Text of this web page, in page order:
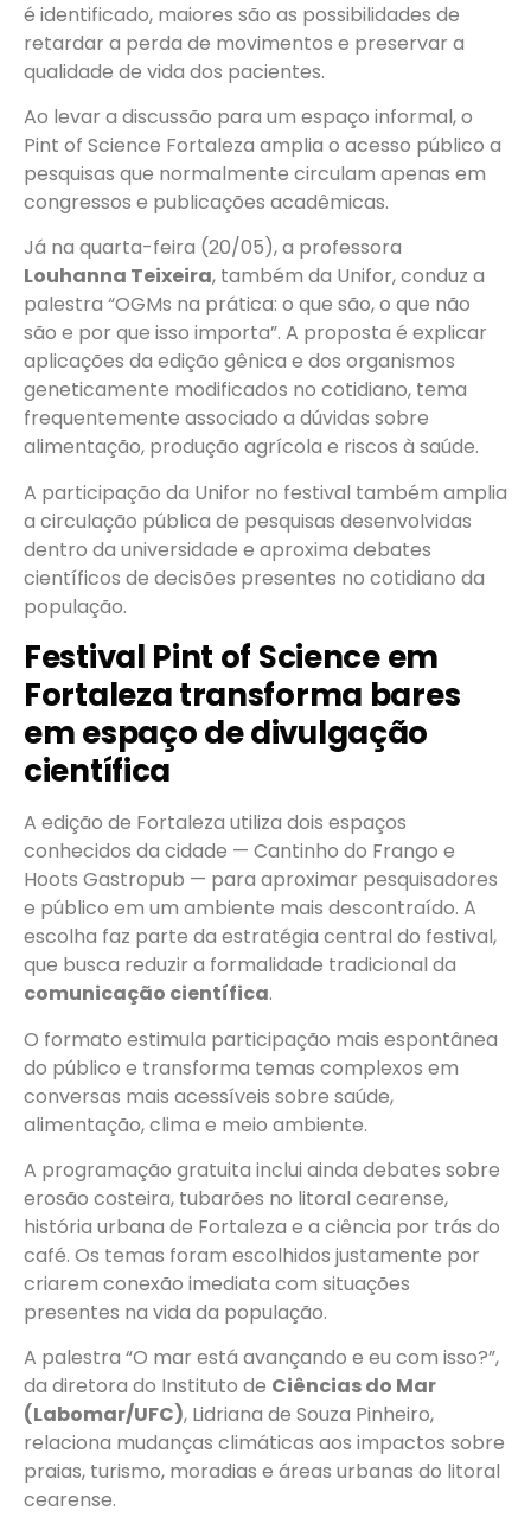
é identificado, maiores são as possibilidades de
retardar a perda de movimentos e preservar a
qualidade de vida dos pacientes.
Ao levar a discussão para um espaço informal, o
Pint of Science Fortaleza amplia o acesso público a
pesquisas que normalmente circulam apenas em
congressos e publicações acadêmicas.
Já na quarta-feira (20/05), a professora
Louhanna Teixeira, também da Unifor, conduz a
palestra “OGMs na prática: o que são, o que não
são e por que isso importa”. A proposta é explicar
aplicações da edição gênica e dos organismos
geneticamente modificados no cotidiano, tema
frequentemente associado a dúvidas sobre
alimentação, produção agrícola e riscos à saúde.
A participação da Unifor no festival também amplia
a circulação pública de pesquisas desenvolvidas
dentro da universidade e aproxima debates
científicos de decisões presentes no cotidiano da
população.
Festival Pint of Science em
Fortaleza transforma bares
em espaço de divulgação
científica
A edição de Fortaleza utiliza dois espaços
conhecidos da cidade — Cantinho do Frango e
Hoots Gastropub — para aproximar pesquisadores
e público em um ambiente mais descontraído. A
escolha faz parte da estratégia central do festival,
que busca reduzir a formalidade tradicional da
comunicação científica.
O formato estimula participação mais espontânea
do público e transforma temas complexos em
conversas mais acessíveis sobre saúde,
alimentação, clima e meio ambiente.
A programação gratuita inclui ainda debates sobre
erosão costeira, tubarões no litoral cearense,
história urbana de Fortaleza e a ciência por trás do
café. Os temas foram escolhidos justamente por
criarem conexão imediata com situações
presentes na vida da população.
A palestra “O mar está avançando e eu com isso?”,
da diretora do Instituto de Ciências do Mar
(Labomar/UFC), Lidriana de Souza Pinheiro,
relaciona mudanças climáticas aos impactos sobre
praias, turismo, moradias e áreas urbanas do litoral
cearense.